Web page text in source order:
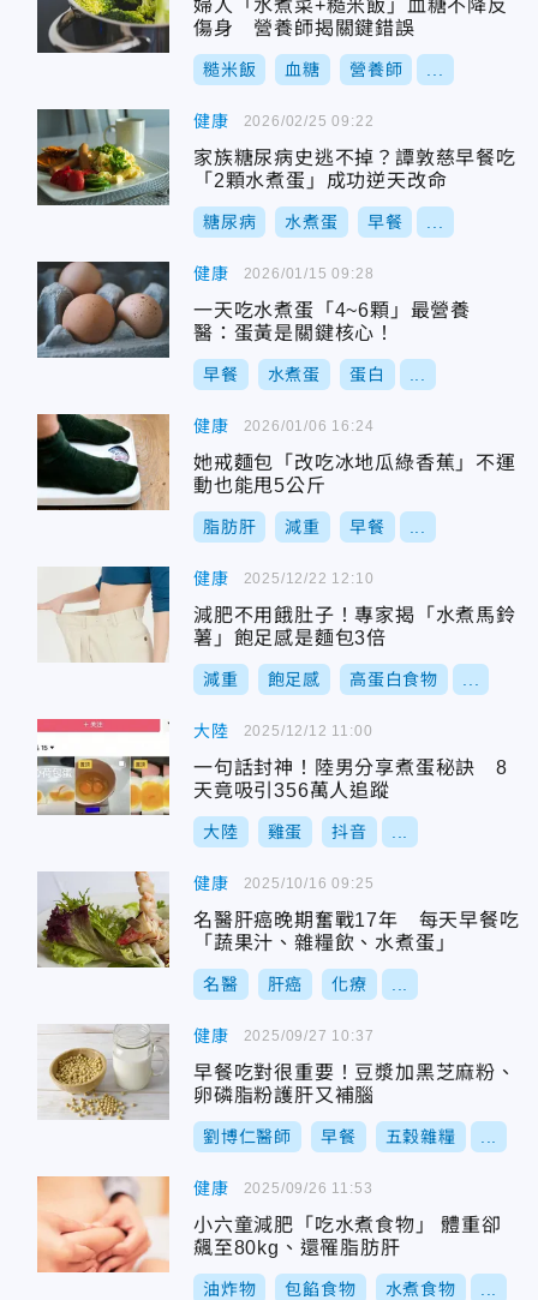
婦人「水煮菜+糙米飯」血糖不降反
傷身 營養師揭關鍵錯誤
糙米飯 血糖 營養師
健康
家族糖尿病史逃不掉？譚敦慈早餐吃
「2顆水煮蛋」成功逆天改命
糖尿病 水煮蛋 早餐
2026/02/25 09:22
健康
一天吃水煮蛋「4~6顆」最營養
醫：蛋黃是關鍵核心！
早餐 水煮蛋 蛋白
2026/01/15 09:28
健康
她戒麵包「改吃冰地瓜綠香蕉」不運
動也能甩5公斤
脂肪肝 減重 早餐
2026/01/06 16:24
健康
減肥不用餓肚子！專家揭「水煮馬鈴
薯」飽足感是麵包3倍
減重 飽足感 高蛋白食物
2025/12/22 12:10
大陸
一句話封神！陸男分享煮蛋秘訣 8
天竟吸引356萬人追蹤
大陸 雞蛋 抖音
2025/12/12 11:00
健康
名醫肝癌晚期奮戰17年 每天早餐吃
「蔬果汁、雜糧飲、水煮蛋」
名醫 肝癌 化療
2025/10/16 09:25
健康
早餐吃對很重要！豆漿加黑芝麻粉、
卵磷脂粉護肝又補腦
劉博仁醫師 早餐 五穀雜糧
2025/09/27 10:37
健康
小六童減肥「吃水煮食物」 體重卻
飆至80kg、還罹脂肪肝
油炸物 包餡食物 水煮食物
2025/09/26 11:53